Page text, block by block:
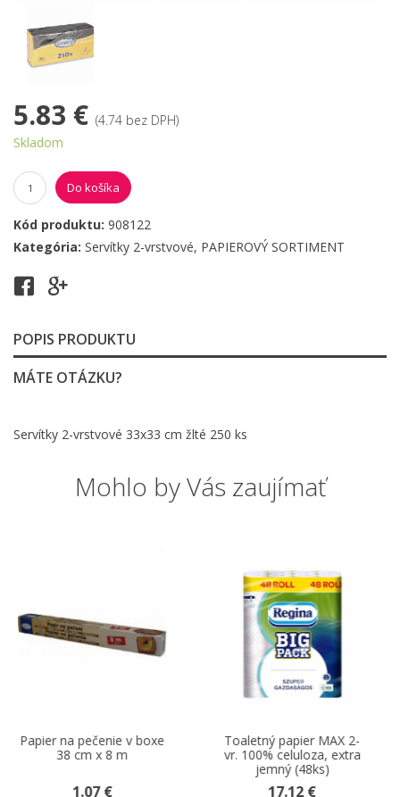
5.83 € (4.74 bez DPH)
Skladom
Do košíka
Kód produktu: 908122
Kategória: Servítky 2-vrstvové, PAPIEROVÝ SORTIMENT
POPIS PRODUKTU
MÁTE OTÁZKU?
Servítky 2-vrstvové 33x33 cm žlté 250 ks
Mohlo by Vás zaujímať
Toaletný papier MAX 2-
vr. 100% celuloza, extra
Centro rolka
100% celulóza
perforovaná